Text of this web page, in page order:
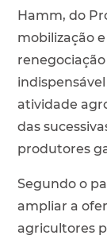
Hamm, do
mobilização
atividade
das
produtores
Segundo o
ampliar a
agricultores